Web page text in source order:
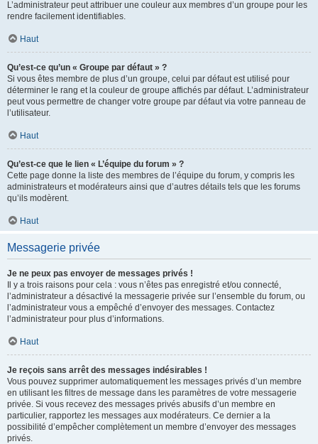
L’administrateur peut attribuer une couleur aux membres d’un groupe pour les
rendre facilement identifiables.
Haut
Qu’est-ce qu’un « Groupe par défaut » ?
Si vous êtes membre de plus d’un groupe, celui par défaut est utilisé pour
déterminer le rang et la couleur de groupe affichés par défaut. L’administrateur
peut vous permettre de changer votre groupe par défaut via votre panneau de
l’utilisateur.
Haut
Qu’est-ce que le lien « L’équipe du forum » ?
Cette page donne la liste des membres de l’équipe du forum, y compris les
administrateurs et modérateurs ainsi que d’autres détails tels que les forums
qu’ils modèrent.
Haut
Messagerie privée
Je ne peux pas envoyer de messages privés !
Il y a trois raisons pour cela : vous n’êtes pas enregistré et/ou connecté,
l’administrateur a désactivé la messagerie privée sur l’ensemble du forum, ou
l’administrateur vous a empêché d’envoyer des messages. Contactez
l’administrateur pour plus d’informations.
Haut
Je reçois sans arrêt des messages indésirables !
Vous pouvez supprimer automatiquement les messages privés d’un membre
en utilisant les filtres de message dans les paramètres de votre messagerie
privée. Si vous recevez des messages privés abusifs d’un membre en
particulier, rapportez les messages aux modérateurs. Ce dernier a la
possibilité d’empêcher complètement un membre d’envoyer des messages
privés.